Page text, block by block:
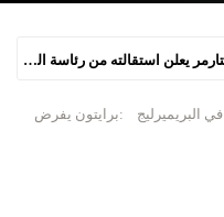
ستارمر يعلن استقالته من رئاسة الحكومة البريطانية
في البريميرليج :برايتون يفرض